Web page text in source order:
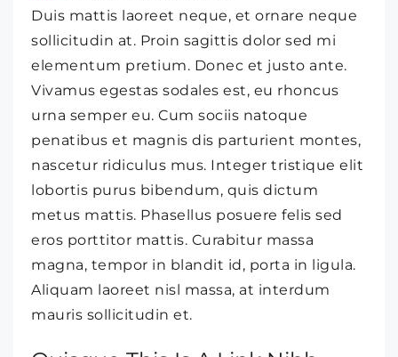
Duis mattis laoreet neque, et ornare neque
sollicitudin at. Proin sagittis dolor sed mi
elementum pretium. Donec et justo ante.
Vivamus egestas sodales est, eu rhoncus
urna semper eu. Cum sociis natoque
penatibus et magnis dis parturient montes,
nascetur ridiculus mus. Integer tristique elit
lobortis purus bibendum, quis dictum
metus mattis. Phasellus posuere felis sed
eros porttitor mattis. Curabitur massa
magna, tempor in blandit id, porta in ligula.
Aliquam laoreet nisl massa, at interdum
mauris sollicitudin et.